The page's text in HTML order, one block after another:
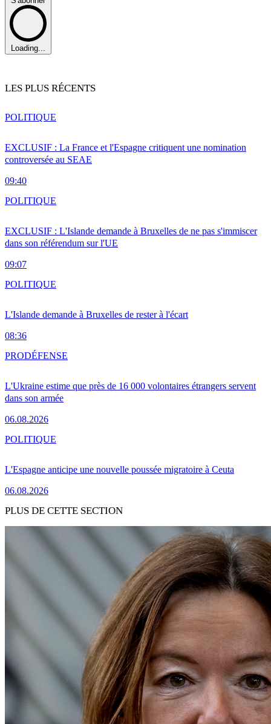
Loading...
LES PLUS RÉCENTS
EXCLUSIF : La France et l'Espagne critiquent une nomination
controversée au SEAE
09:40
POLITIQUE
EXCLUSIF : L'Islande demande à Bruxelles de ne pas s'immiscer
dans son référendum sur l'UE
09:07
POLITIQUE
L'Islande demande à Bruxelles de rester à l'écart
08:36
POLITIQUE
L'Ukraine estime que près de 16 000 volontaires étrangers servent
dans son armée
06.08.2026
PRODÉFENSE
L'Espagne anticipe une nouvelle poussée migratoire à Ceuta
06.08.2026
POLITIQUE
PLUS DE CETTE SECTION